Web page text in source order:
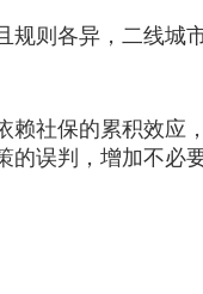
则各异，二线城
保的累积效应
的误判，增加不必